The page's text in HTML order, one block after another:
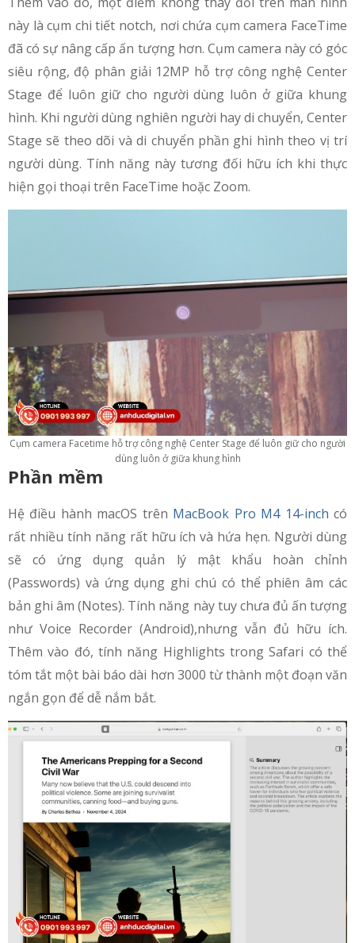
này là cụm chi tiết notch, nơi chứa cụm camera FaceTime
đã có sự nâng cấp ấn tượng hơn. Cụm camera này có góc
siêu rộng, độ phân giải 12MP hỗ trợ công nghệ Center
Stage để luôn giữ cho người dùng luôn ở giữa khung
hình. Khi người dùng nghiên người hay di chuyển, Center
Stage sẽ theo dõi và di chuyển phần ghi hình theo vị trí
người dùng. Tính năng này tương đối hữu ích khi thực
hiện gọi thoại trên FaceTime hoặc Zoom.
Cụm camera Facetime hỗ trợ công nghệ Center Stage để luôn giữ cho người
dùng luôn ở giữa khung hình
Phần mềm
Hệ điều hành macOS trên MacBook Pro M4 14-inch có
rất nhiều tính năng rất hữu ích và hứa hẹn. Người dùng
sẽ có ứng dụng quản lý mật khẩu hoàn chỉnh
(Passwords) và ứng dụng ghi chú có thể phiên âm các
bản ghi âm (Notes). Tính năng này tuy chưa đủ ấn tượng
như Voice Recorder (Android),nhưng vẫn đủ hữu ích.
Thêm vào đó, tính năng Highlights trong Safari có thể
tóm tắt một bài báo dài hơn 3000 từ thành một đoạn văn
ngắn gọn để dễ nắm bắt.